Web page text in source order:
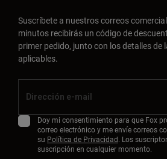
Suscríbete a nuestros correos
minutos recibirás un código de
primer pedido, junto con los detalles de
aplicables.
Doy mi consentimiento para que Fox
correo electrónico y me envíe correos
su Política de Privacidad. Los
suscripción en cualquier momento.